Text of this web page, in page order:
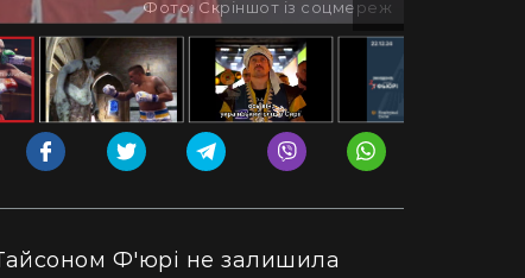
Фото: Скріншот із соцмереж
Ф'юрі не залишила